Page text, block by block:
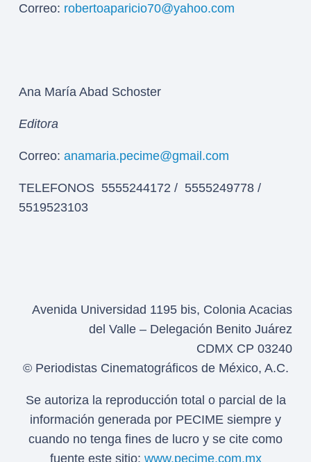
Correo: robertoaparicio70@yahoo.com
Ana María Abad Schoster
Editora
Correo: anamaria.pecime@gmail.com
TELEFONOS 5555244172 / 5555249778 /
5519523103
Avenida Universidad 1195 bis, Colonia Acacias
del Valle – Delegación Benito Juárez
CDMX CP 03240
© Periodistas Cinematográficos de México, A.C.
Se autoriza la reproducción total o parcial de la
información generada por PECIME siempre y
cuando no tenga fines de lucro y se cite como
fuente este sitio: www.pecime.com.mx